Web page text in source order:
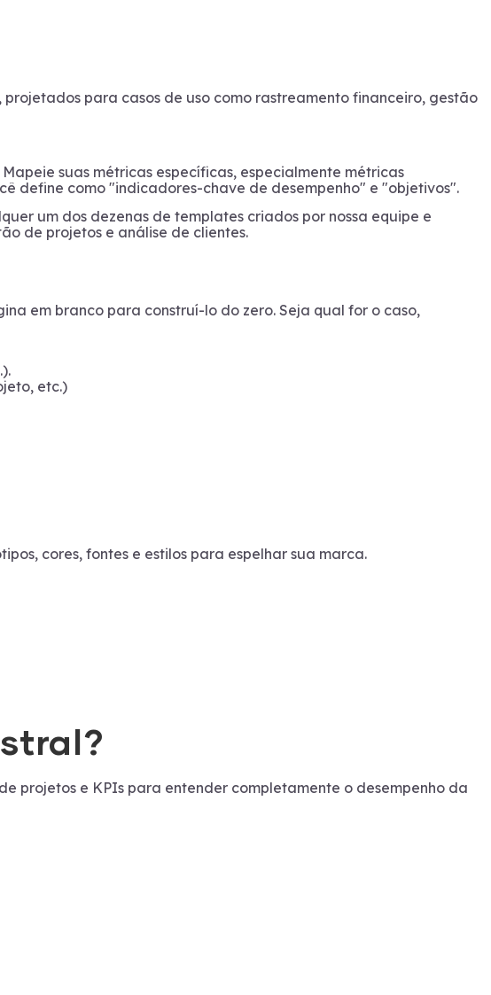
projetados para casos de uso como rastreamento financeiro, gestão
suas métricas específicas, especialmente métricas
define como "indicadores-chave de desempenho" e "objetivos".
um dos dezenas de templates criados por nossa equipe e
de projetos e análise de clientes.
em branco para construí-lo do zero. Seja qual for o caso,
etc.)
cores, fontes e estilos para espelhar sua marca.
projetos e KPIs para entender completamente o desempenho da